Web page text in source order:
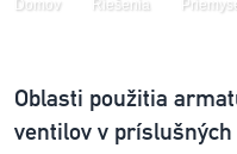
Domov Riešenia
Oblasti použitia
ventilov v